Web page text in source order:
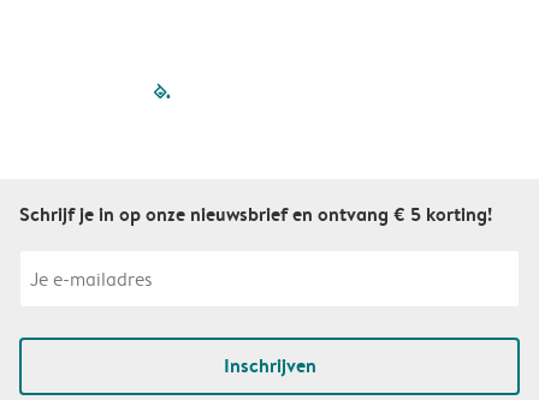
filled-pagination
Schrijf je in op onze nieuwsbrief en ontvang € 5 korting!
Inschrijven